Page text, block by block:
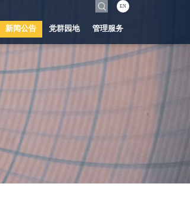
新闻公告 党群园地 管理服务
EN